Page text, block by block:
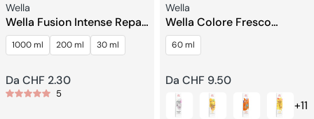
Venditore:
Wella
Wella Fusion Intense Repair
Balsamo per Capelli
1000 ml 200 ml 30 ml
Prezzo
regolare
Da CHF 2.30
5
Venditore:
Wella
Wella Colore Fresco
Creare
60 ml
Prezzo
regolare
Da CHF 9.50
+11